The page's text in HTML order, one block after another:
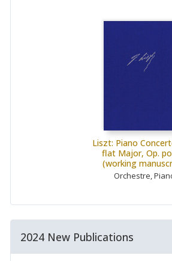
Liszt: Piano
flat Major, Op.
(working
Orchestre,
2024 New Publications